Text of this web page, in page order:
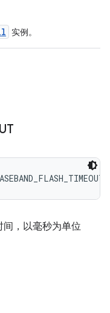
实例。
间，以毫秒为单位